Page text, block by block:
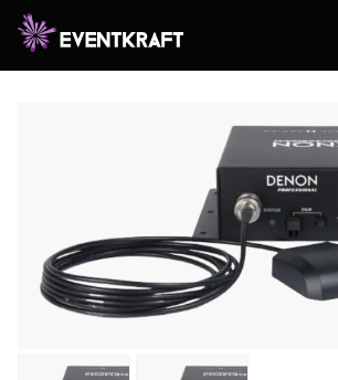
Hem
200BR – Bluetoothmottagare